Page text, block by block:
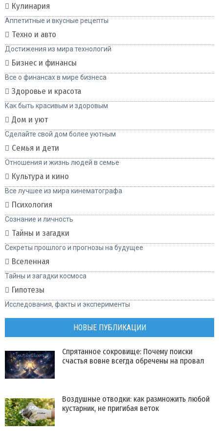
Кулинария
Аппетитные и вкусные рецепты
Техно и авто
Достижения из мира технологий
Бизнес и финансы
Все о финансах в мире бизнеса
Здоровье и красота
Как быть красивым и здоровым
Дом и уют
Сделайте свой дом более уютным
Семья и дети
Отношения и жизнь людей в семье
Культура и кино
Все лучшее из мира кинематографа
Психология
Сознание и личность
Тайны и загадки
Секреты прошлого и прогнозы на будущее
Вселенная
Тайны и загадки космоса
Гипотезы
Исследования, факты и эксперименты
НОВЫЕ ПУБЛИКАЦИИ
Спрятанное сокровище: Почему поиски
счастья вовне всегда обречены на провал
Воздушные отводки: как размножить любой
кустарник, не пригибая веток